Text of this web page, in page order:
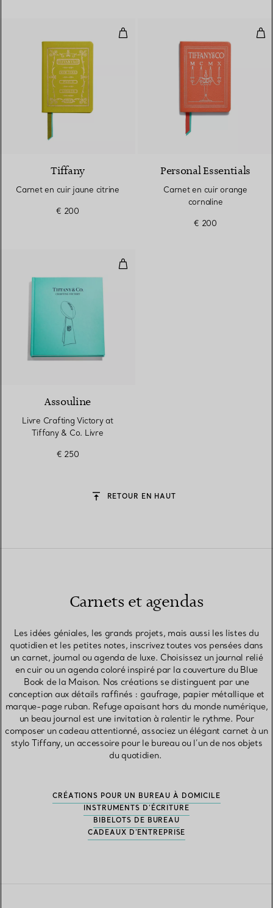
Carnet en cuir jaune citrine
5 Couleurs
Tiffany
Carnet en cuir jaune citrine
€ 200
Personal Essentials
Carnet en cuir orange
cornaline
€ 200
Livre Crafting Victory at Tiffany
Assouline
Livre Crafting Victory at
Tiffany & Co. Livre
€ 250
RETOUR EN HAUT
Carnets et agendas
Les idées géniales, les grands projets, mais aussi les listes du
quotidien et les petites notes, inscrivez toutes vos pensées dans
un carnet, journal ou agenda de luxe. Choisissez un journal relié
en cuir ou un agenda coloré inspiré par la couverture du Blue
Book de la Maison. Nos créations se distinguent par une
conception aux détails raffinés : gaufrage, papier métallique et
marque-page ruban. Refuge apaisant hors du monde numérique,
un beau journal est une invitation à ralentir le rythme. Pour
composer un cadeau attentionné, associez un élégant carnet à un
stylo Tiffany, un accessoire pour le bureau ou l’un de nos objets
du quotidien.
CRÉATIONS POUR UN BUREAU À DOMICILE
INSTRUMENTS D’ÉCRITURE
BIBELOTS DE BUREAU
CADEAUX D’ENTREPRISE